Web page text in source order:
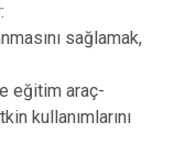
sağlamak,
eğitim araç-
kullanımlarını